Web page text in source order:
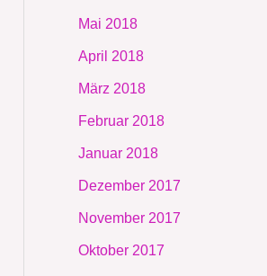
Mai 2018
April 2018
März 2018
Februar 2018
Januar 2018
Dezember 2017
November 2017
Oktober 2017